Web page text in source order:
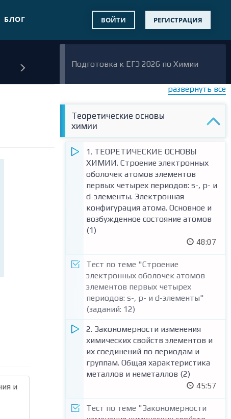
ВОЙТИ РЕГИСТРАЦИЯ
БЛОГ
и
Подготовка к ЕГЭ 2026 по Химии
развернуть все
Теоретические основы
химии
1. ТЕОРЕТИЧЕСКИЕ ОСНОВЫ
ХИМИИ. Строение электронных
оболочек атомов элементов
первых четырех периодов: s-, p- и
d-элементы. Электронная
конфигурация атома. Основное и
возбужденное состояние атомов
(1)
48:07
Тест по теме "Строение
электронных оболочек атомов
элементов первых четырех
периодов: s-, p- и d-элементы"
(заданий: 12)
2. Закономерности изменения
химических свойств элементов и
их соединений по периодам и
группам. Общая характеристика
металлов и неметаллов (2)
45:57
Тест по теме "Закономерности